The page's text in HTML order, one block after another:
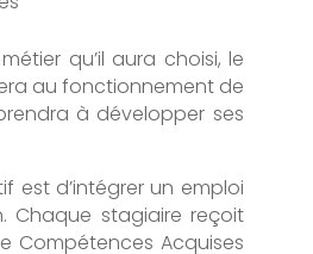
qu’il aura choisi, le
au fonctionnement de
à développer ses
est d’intégrer un emploi
Chaque stagiaire reçoit
Compétences Acquises